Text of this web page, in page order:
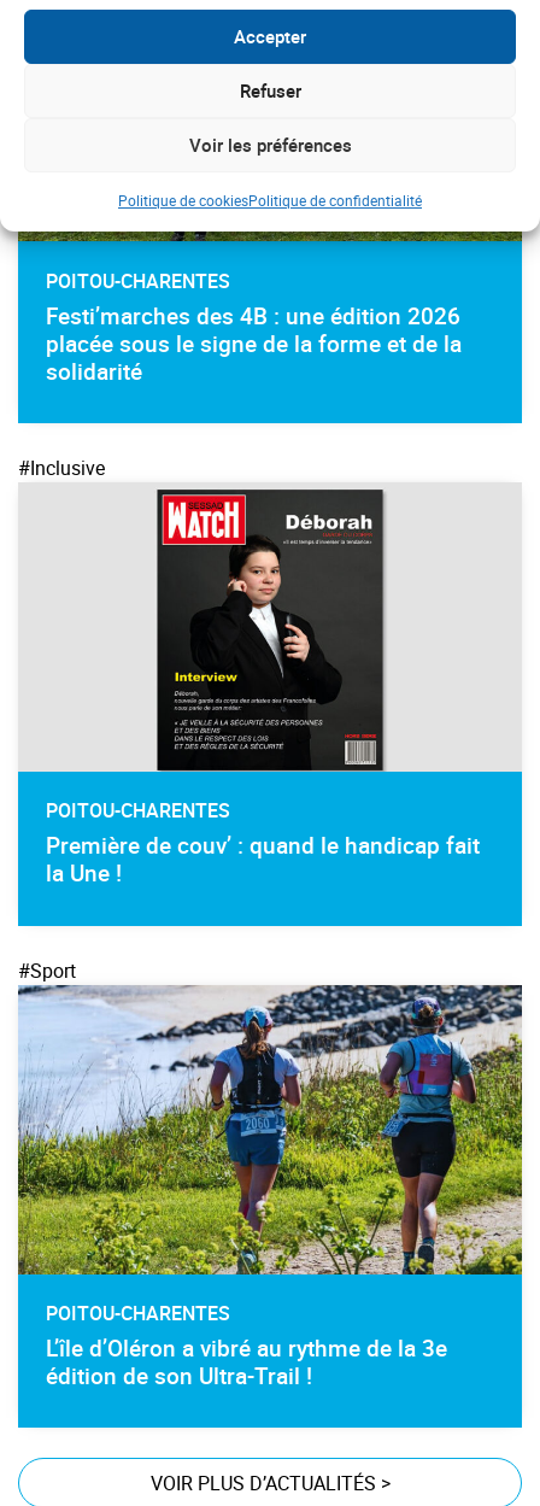
Accepter
Refuser
Voir les préférences
Politique de cookiesPolitique de confidentialité
POITOU-CHARENTES
Festi’marches des 4B : une édition 2026
placée sous le signe de la forme et de la
solidarité
#Inclusive
POITOU-CHARENTES
Première de couv’ : quand le handicap fait
la Une !
#Sport
POITOU-CHARENTES
L’île d’Oléron a vibré au rythme de la 3e
édition de son Ultra-Trail !
VOIR PLUS D’ACTUALITÉS >